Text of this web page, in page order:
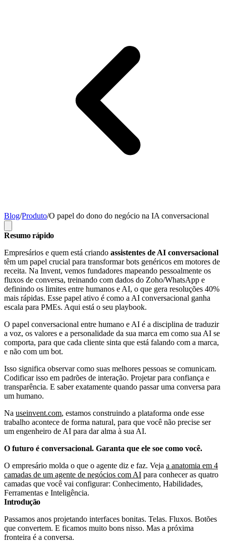
Blog/Produto/O papel do dono do negócio na IA conversacional
Resumo rápido
Empresários e quem está criando assistentes de AI conversacional
têm um papel crucial para transformar bots genéricos em motores de
receita. Na Invent, vemos fundadores mapeando pessoalmente os
fluxos de conversa, treinando com dados do Zoho/WhatsApp e
definindo os limites entre humanos e AI, o que gera resoluções 40%
mais rápidas. Esse papel ativo é como a AI conversacional ganha
escala para PMEs. Aqui está o seu playbook.
O papel conversacional entre humano e AI é a disciplina de traduzir
a voz, os valores e a personalidade da sua marca em como sua AI se
comporta, para que cada cliente sinta que está falando com a marca,
e não com um bot.
Isso significa observar como suas melhores pessoas se comunicam.
Codificar isso em padrões de interação. Projetar para confiança e
transparência. E saber exatamente quando passar uma conversa para
um humano.
Na useinvent.com, estamos construindo a plataforma onde esse
trabalho acontece de forma natural, para que você não precise ser
um engenheiro de AI para dar alma à sua AI.
O futuro é conversacional. Garanta que ele soe como você.
O empresário molda o que o agente diz e faz. Veja a anatomia em 4
camadas de um agente de negócios com AI para conhecer as quatro
camadas que você vai configurar: Conhecimento, Habilidades,
Ferramentas e Inteligência.
Introdução
Passamos anos projetando interfaces bonitas. Telas. Fluxos. Botões
que convertem. E ficamos muito bons nisso. Mas a próxima
fronteira é a conversa.